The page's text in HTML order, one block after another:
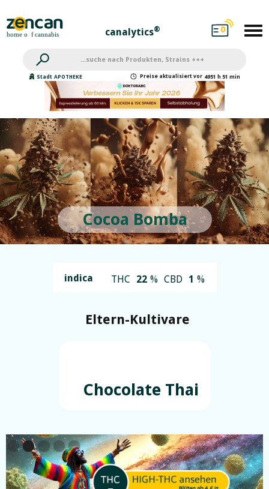
canalytics® 0
Stadt APOTHEKE Preise aktualisiert vor 4951 h 51 min
Cocoa Bomba
indica THC 22 % CBD 1 %
Eltern-Kultivare
Chocolate Thai